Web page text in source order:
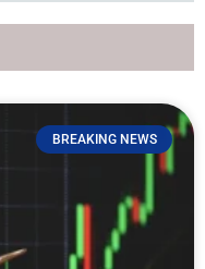
BREAKING NEWS